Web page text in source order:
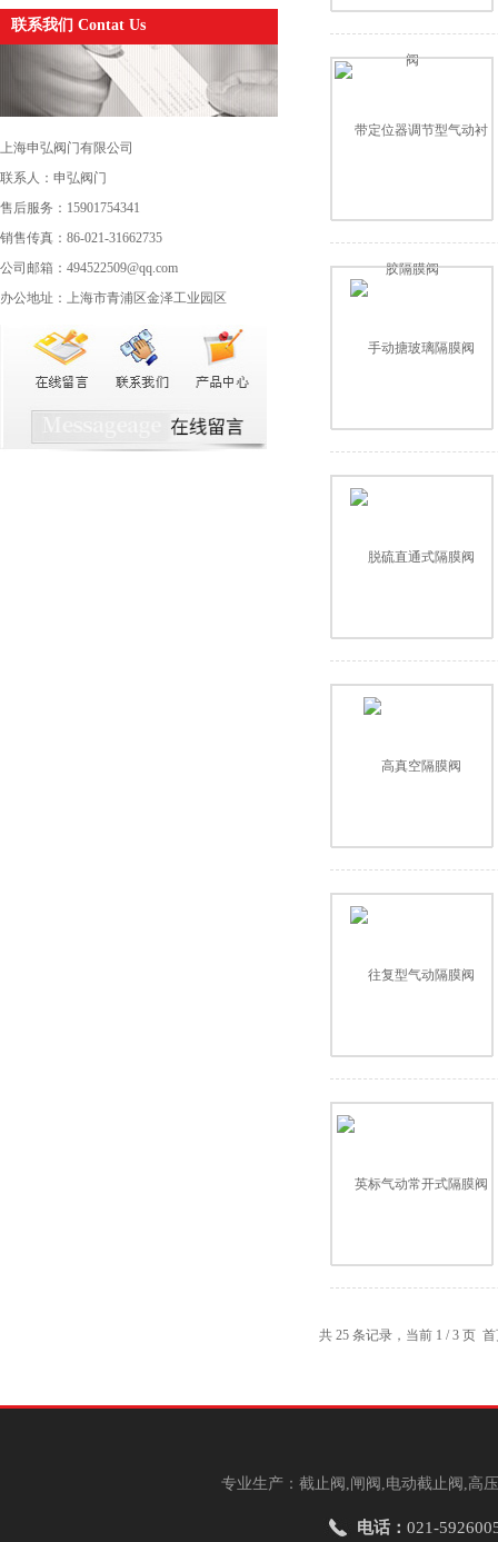
联系我们 Contat Us
上海申弘阀门有限公司
联系人：申弘阀门
售后服务：15901754341
销售传真：86-021-31662735
公司邮箱：494522509@qq.com
办公地址：上海市青浦区金泽工业园区
共 25 条记录，当前 1 / 3 页
专业生产：截止阀,闸阀,电动截止阀,高
电话： 021-